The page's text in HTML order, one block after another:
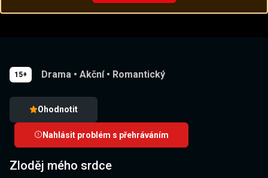
15+ Drama • Akční • Romantický
Ohodnotit
Nahlásit problém s přehráváním
Zloděj mého srdce